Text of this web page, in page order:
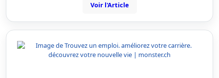
Voir l'Article